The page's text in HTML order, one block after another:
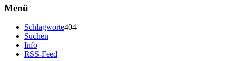
Menü
Schlagworte404
Suchen
Info
RSS-Feed